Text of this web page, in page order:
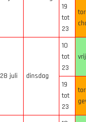
19
tot
23
28 juli dinsdag
10
tot
23
19
tot
23